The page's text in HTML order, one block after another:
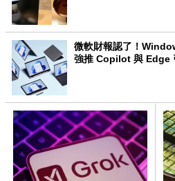
微軟財報認了！
強推 Copilot 與 Edge